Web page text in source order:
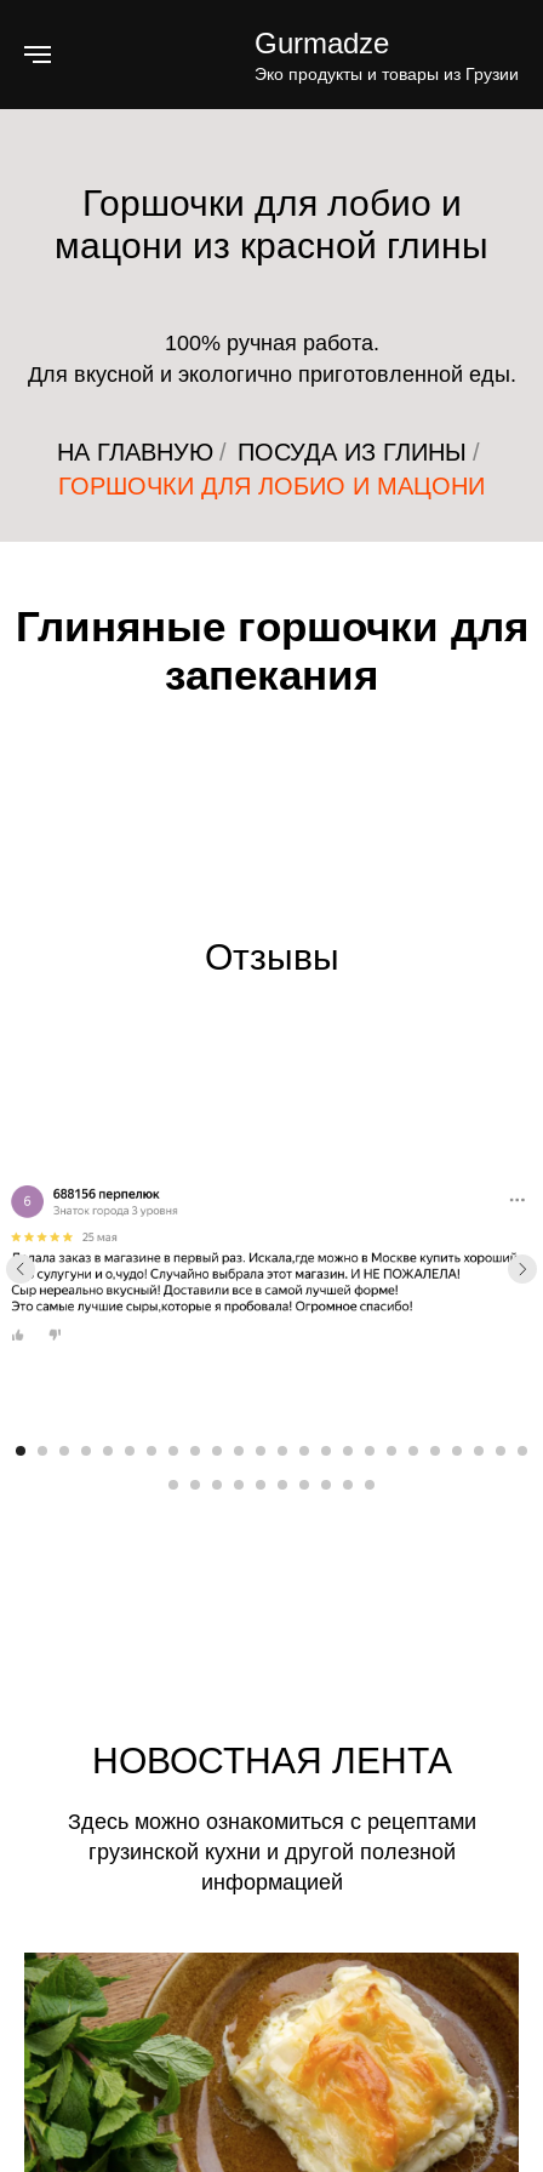
Gurmadze
Эко продукты и товары из Грузии
Горшочки для лобио и
мацони из красной глины
100% ручная работа.
Для вкусной и экологично приготовленной еды.
НА ГЛАВНУЮ / ПОСУДА ИЗ ГЛИНЫ /
ГОРШОЧКИ ДЛЯ ЛОБИО И МАЦОНИ
Глиняные горшочки для
запекания
Отзывы
НОВОСТНАЯ ЛЕНТА
Здесь можно ознакомиться с рецептами
грузинской кухни и другой полезной
информацией